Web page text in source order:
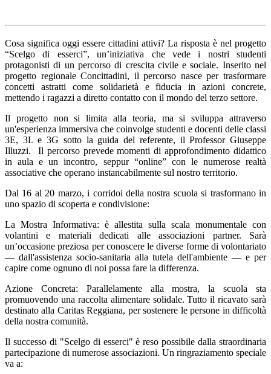
Cosa significa oggi essere cittadini attivi? La risposta è nel progetto
“Scelgo di esserci”, un’iniziativa che vede i nostri studenti
protagonisti di un percorso di crescita civile e sociale. Inserito nel
progetto regionale Concittadini, il percorso nasce per trasformare
concetti astratti come solidarietà e fiducia in azioni concrete,
mettendo i ragazzi a diretto contatto con il mondo del terzo settore.
Il progetto non si limita alla teoria, ma si sviluppa attraverso
un'esperienza immersiva che coinvolge studenti e docenti delle classi
3E, 3L e 3G sotto la guida del referente, il Professor Giuseppe
Illuzzi. Il percorso prevede momenti di approfondimento didattico
in aula e un incontro, seppur “online” con le numerose realtà
associative che operano instancabilmente sul nostro territorio.
Dal 16 al 20 marzo, i corridoi della nostra scuola si trasformano in
uno spazio di scoperta e condivisione:
La Mostra Informativa: è allestita sulla scala monumentale con
volantini e materiali dedicati alle associazioni partner. Sarà
un’occasione preziosa per conoscere le diverse forme di volontariato
— dall'assistenza socio-sanitaria alla tutela dell'ambiente — e per
capire come ognuno di noi possa fare la differenza.
Azione Concreta: Parallelamente alla mostra, la scuola sta
promuovendo una raccolta alimentare solidale. Tutto il ricavato sarà
destinato alla Caritas Reggiana, per sostenere le persone in difficoltà
della nostra comunità.
Il successo di "Scelgo di esserci" è reso possibile dalla straordinaria
partecipazione di numerose associazioni. Un ringraziamento speciale
va a: